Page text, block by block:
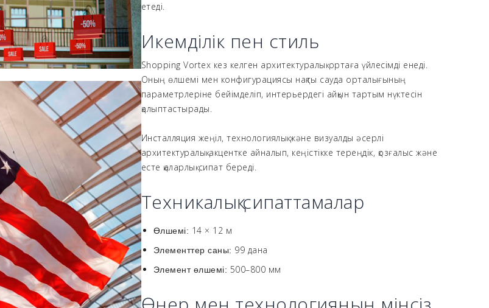
етеді.
Икемділік пен стиль
Shopping Vortex кез келген архитектуралық ортаға үйлесімді енеді.
Оның өлшемі мен конфигурациясы нақты сауда орталығының
параметрлеріне бейімделіп, интерьердегі айқын тартым нүктесін
қалыптастырады.
Инсталляция жеңіл, технологиялық және визуалды әсерлі
архитектуралық акцентке айналып, кеңістікке тереңдік, қозғалыс және
есте қаларлық сипат береді.
Техникалық сипаттамалар
Өлшемі: 14 × 12 м
Элементтер саны: 99 дана
Элемент өлшемі: 500–800 мм